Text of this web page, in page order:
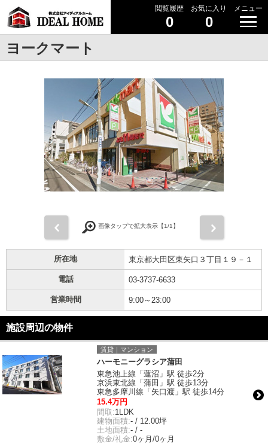
閲覧履歴
0
お気に入り
0
メニュー
ヨークマート
画像タップで拡大表示【1/1】
所在地 東京都大田区東矢口３丁目１９－１
電話 03-3737-6633
営業時間 9:00～23:00
施設周辺の物件
賃貸｜マンション
ハーモニーグラシア蒲田
東急池上線「蓮沼」駅 徒歩2分
京浜東北線「蒲田」駅 徒歩13分
東急多摩川線「矢口渡」駅 徒歩14分
15.4万円
間取:1LDK
建物面積:- / 12.00坪
土地面積:- / -
敷金/礼金:0ヶ月/0ヶ月